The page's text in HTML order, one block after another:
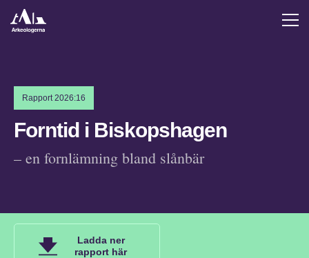
Rapport 2026:16
Forntid i Biskopshagen
– en fornlämning bland slånbär
Ladda ner
rapport här